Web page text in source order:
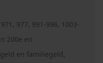
977, 991-996, 1003-
200e en
en familiegeld,